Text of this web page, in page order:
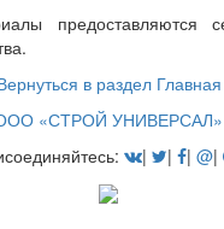
предоставляются
в раздел Главная
«СТРОЙ УНИВЕРСАЛ»
| | | @|